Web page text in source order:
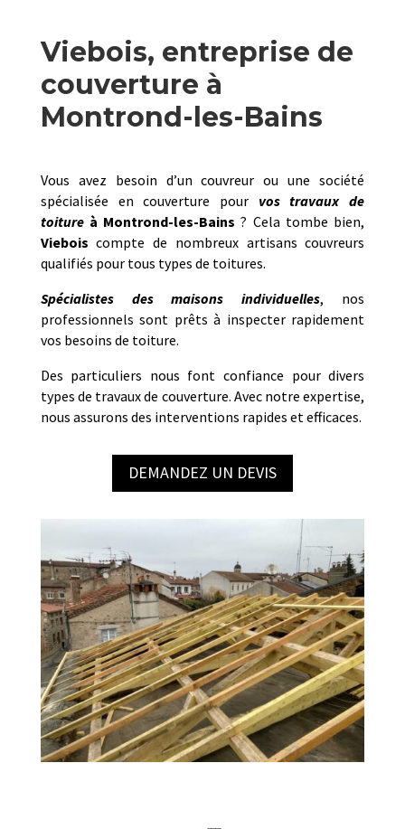
Viebois, entreprise de
couverture à
Montrond-les-Bains
Vous avez besoin d’un couvreur ou une société
spécialisée en couverture pour vos travaux de
toiture à Montrond-les-Bains ? Cela tombe bien,
Viebois compte de nombreux artisans couvreurs
qualifiés pour tous types de toitures.
Spécialistes des maisons individuelles, nos
professionnels sont prêts à inspecter rapidement
vos besoins de toiture.
Des particuliers nous font confiance pour divers
types de travaux de couverture. Avec notre expertise,
nous assurons des interventions rapides et efficaces.
DEMANDEZ UN DEVIS